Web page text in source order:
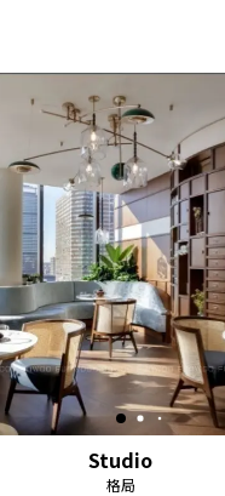
Studio
格局